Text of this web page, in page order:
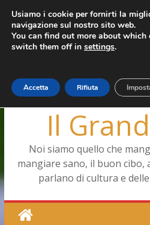
Salta
contenuto
giovedì, Agosto
Ultimo: Pizza a Corte
Menopausa, una
Capodimonte, ritorna
Il
Noi siamo quello che
mangiare sano, il buon cibo,
parlano di cultura e
Usiamo i cookie per fornirti la
navigazione sul nostro sito web.
You can find out more about which
switch them off in settings.
Accetta Rifiuta